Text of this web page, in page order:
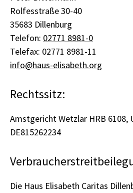
Rolfesstraße 30-40
35683 Dillenburg
Telefon: 02771 8981-0
Telefax: 02771 8981-11
info@haus-elisabeth.org
Rechtssitz:
Amstgericht Wetzlar HRB
DE815262234
Die Haus Elisabeth Caritas